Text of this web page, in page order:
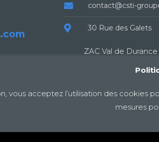
contact@csti-
30 Rue des Galets
ZAC Val de Durance
13860 Peyrolles-
France
vous acceptez l’utilisation des cookies
mesures